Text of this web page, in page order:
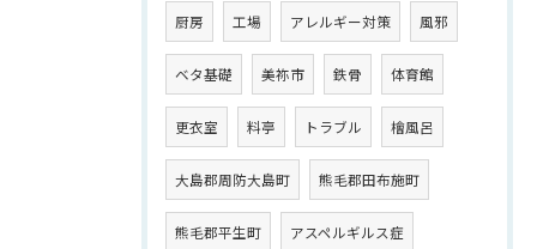
厨房 工場 アレルギー対策 風邪
ベタ基礎 美祢市 鉄骨 体育館
更衣室 料亭 トラブル 檜風呂
大島郡周防大島町 熊毛郡田布施町
熊毛郡平生町 アスペルギルス症